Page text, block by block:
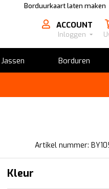
Borduurkaart laten maken
ACCOUNT
Inloggen
Jassen Borduren
Artikel nummer:
Kleur